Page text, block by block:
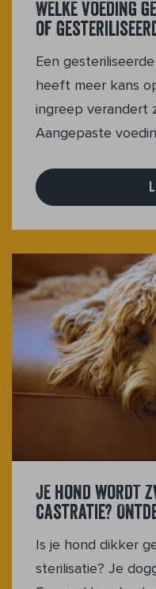
Welke voeding
of
Een
heeft meer kans
ingreep verandert
Aangepaste
Je hond wordt
castratie?
Is je hond dikker
sterilisatie? Je